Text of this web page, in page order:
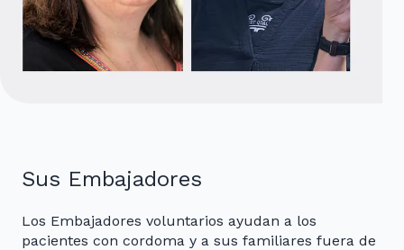
Sus Embajadores
Los Embajadores voluntarios ayudan a los
pacientes con cordoma y a sus familiares fuera de